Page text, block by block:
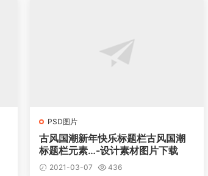
PSD图片
古风国潮新年快乐标题栏古风国潮
标题栏元素…-设计素材图片下载
2021-03-07 436